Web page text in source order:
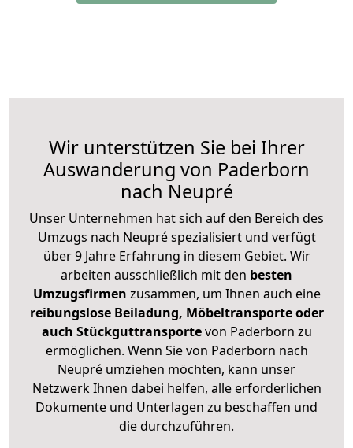
Wir unterstützen Sie bei Ihrer
Auswanderung von Paderborn
nach Neupré
Unser Unternehmen hat sich auf den Bereich des
Umzugs nach Neupré spezialisiert und verfügt
über 9 Jahre Erfahrung in diesem Gebiet. Wir
arbeiten ausschließlich mit den besten
Umzugsfirmen zusammen, um Ihnen auch eine
reibungslose Beiladung, Möbeltransporte oder
auch Stückguttransportevon Paderborn zu
ermöglichen. Wenn Sie von Paderborn nach
Neupré umziehen möchten, kann unser
Netzwerk Ihnen dabei helfen, alle erforderlichen
Dokumente und Unterlagen zu beschaffen und
die durchzuführen.